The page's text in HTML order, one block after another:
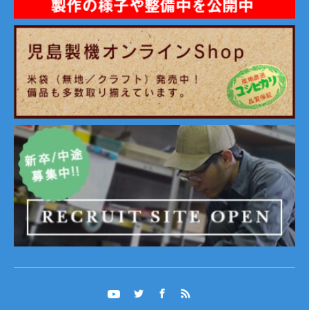
FacebookRSS